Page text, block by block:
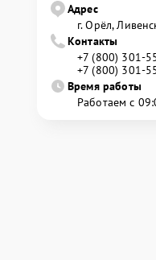
Адрес
г. Орёл,
Контакты
+7 (800) 301-
+7 (800) 301-
Время работы
Работаем с